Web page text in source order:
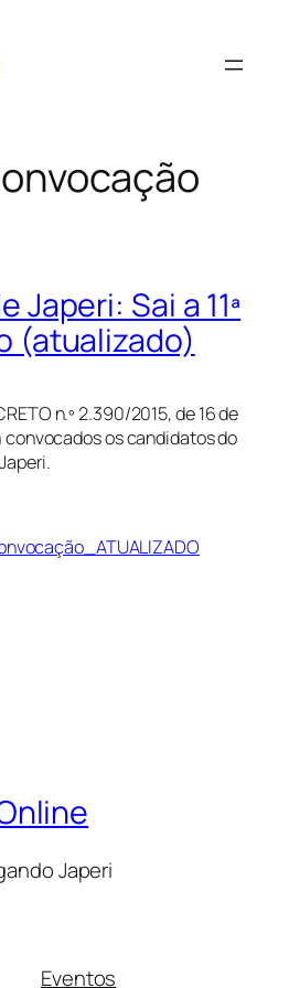
Japeri: Sai a 11ª
(atualizado)
n.º 2.390/2015, de 16 de
os candidatos do
Japeri
Eventos